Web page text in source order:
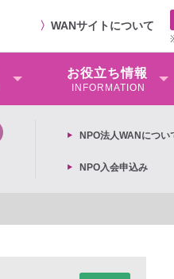
〉 WANサイトについて
お役⽴ち情報
INFORMATION
NPO法⼈WANについ
NPO入会申込み